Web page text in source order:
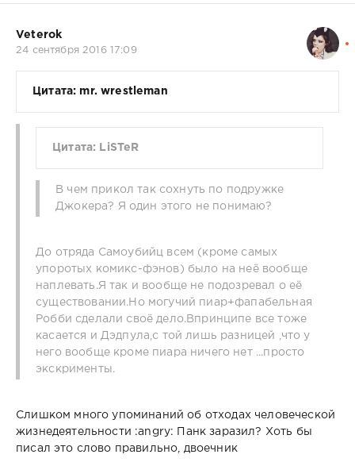
Veterok
24 сентября 2016 17:09
Цитата: mr. wrestleman
Цитата: LiSTeR
В чем прикол так сохнуть по подружке
Джокера? Я один этого не понимаю?
До отряда Самоубийц всем (кроме самых
упоротых комикс-фэнов) было на неё вообще
наплевать.Я так и вообще не подозревал о её
существовании.Но могучий пиар+фапабельная
Робби сделали своё дело.Впринципе все тоже
касается и Дэдпула,с той лишь разницей ,что у
него вообще кроме пиара ничего нет ...просто
экскрименты.
Слишком много упоминаний об отходах человеческой
жизнедеятельности :angry: Панк заразил? Хоть бы
писал это слово правильно, двоечник